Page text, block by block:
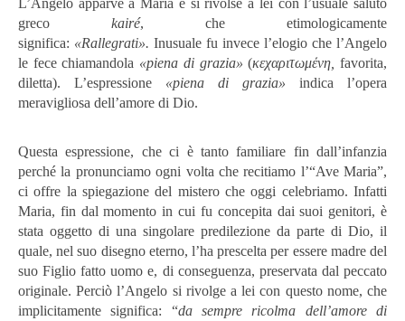
L’Angelo apparve a Maria e si rivolse a lei con l’usuale saluto
greco kairé, che etimologicamente
significa: «Rallegrati». Inusuale fu invece l’elogio che l’Angelo
le fece chiamandola «piena di grazia» (κεχαριτωμένη, favorita,
diletta). L’espressione «piena di grazia» indica l’opera
meravigliosa dell’amore di Dio.
Questa espressione, che ci è tanto familiare fin dall’infanzia
perché la pronunciamo ogni volta che recitiamo l’“Ave Maria”,
ci offre la spiegazione del mistero che oggi celebriamo. Infatti
Maria, fin dal momento in cui fu concepita dai suoi genitori, è
stata oggetto di una singolare predilezione da parte di Dio, il
quale, nel suo disegno eterno, l’ha prescelta per essere madre del
suo Figlio fatto uomo e, di conseguenza, preservata dal peccato
originale. Perciò l’Angelo si rivolge a lei con questo nome, che
implicitamente significa: “da sempre ricolma dell’amore di